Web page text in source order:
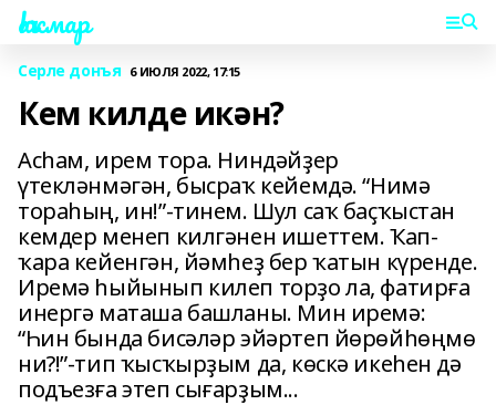
Һаҡмар
Серле донъя 6 ИЮЛЯ 2022, 17:15
Кем килде икән?
Асһам, ирем тора. Ниндәйҙер
үтекләнмәгән, бысраҡ кейемдә. “Нимә
тораһың, ин!”-тинем. Шул саҡ баҫҡыстан
кемдер менеп килгәнен ишеттем. Ҡап-
ҡара кейенгән, йәмһеҙ бер ҡатын күренде.
Иремә һыйынып килеп торҙо ла, фатирға
инергә маташа башланы. Мин иремә:
“Һин бында бисәләр эйәртеп йөрөйһөңмө
ни?!”-тип ҡысҡырҙым да, көскә икеһен дә
подъезға этеп сығарҙым...